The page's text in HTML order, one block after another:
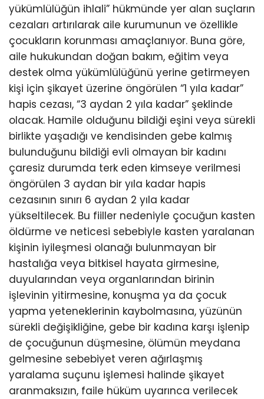
yükümlülüğün ihlali” hükmünde yer alan suçların
cezaları artırılarak aile kurumunun ve özellikle
çocukların korunması amaçlanıyor. Buna göre,
aile hukukundan doğan bakım, eğitim veya
destek olma yükümlülüğünü yerine getirmeyen
kişi için şikayet üzerine öngörülen “1 yıla kadar”
hapis cezası, “3 aydan 2 yıla kadar” şeklinde
olacak. Hamile olduğunu bildiği eşini veya sürekli
birlikte yaşadığı ve kendisinden gebe kalmış
bulunduğunu bildiği evli olmayan bir kadını
çaresiz durumda terk eden kimseye verilmesi
öngörülen 3 aydan bir yıla kadar hapis
cezasının sınırı 6 aydan 2 yıla kadar
yükseltilecek. Bu fiiller nedeniyle çocuğun kasten
öldürme ve neticesi sebebiyle kasten yaralanan
kişinin iyileşmesi olanağı bulunmayan bir
hastalığa veya bitkisel hayata girmesine,
duyularından veya organlarından birinin
işlevinin yitirmesine, konuşma ya da çocuk
yapma yeteneklerinin kaybolmasına, yüzünün
sürekli değişikliğine, gebe bir kadına karşı işlenip
de çocuğunun düşmesine, ölümün meydana
gelmesine sebebiyet veren ağırlaşmış
yaralama suçunu işlemesi halinde şikayet
aranmaksızın, faile hüküm uyarınca verilecek